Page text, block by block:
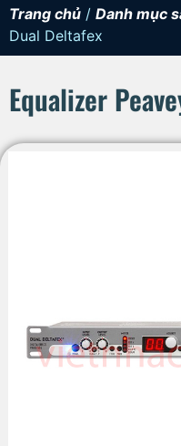
Trang chủ / Danh mục
Dual Deltafex
Equalizer